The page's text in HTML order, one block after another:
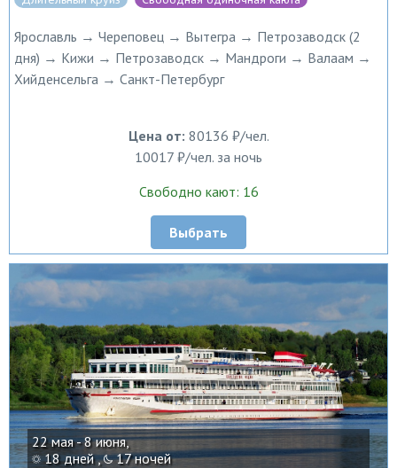
Ярославль → Череповец → Вытегра → Петрозаводск (2
дня) → Кижи → Петрозаводск → Мандроги → Валаам →
Хийденсельга → Санкт-Петербург
Цена от: 80136 ₽/чел.
10017 ₽/чел. за ночь
Свободно кают: 16
Выбрать
22 мая - 8 июня,
18 дней , 17 ночей